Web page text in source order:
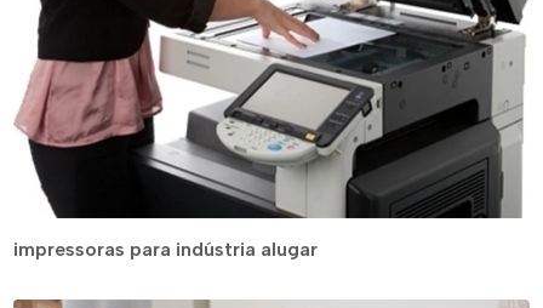
impressoras para indústria alugar